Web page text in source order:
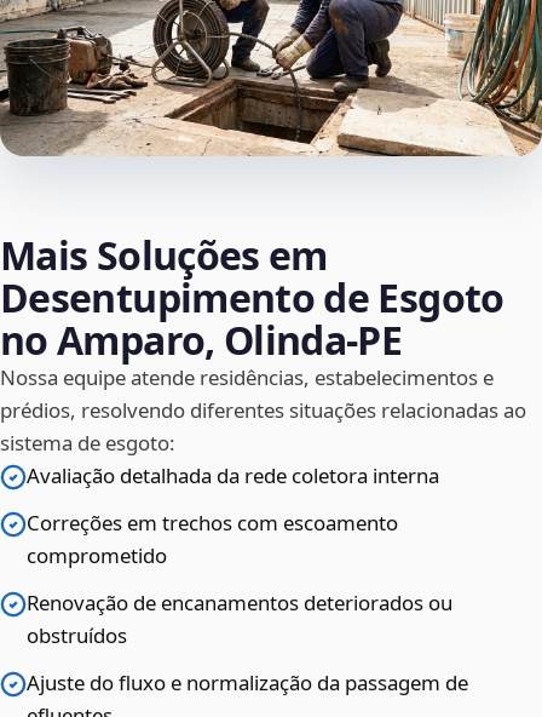
Mais Soluções em
Desentupimento de Esgoto
no Amparo, Olinda‑PE
Nossa equipe atende residências, estabelecimentos e
prédios, resolvendo diferentes situações relacionadas ao
sistema de esgoto:
Avaliação detalhada da rede coletora interna
Correções em trechos com escoamento
comprometido
Renovação de encanamentos deteriorados ou
obstruídos
Ajuste do fluxo e normalização da passagem de